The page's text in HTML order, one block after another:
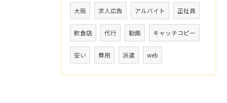
大阪 求人広告 アルバイト 正社員
飲食店 代行 動画 キャッチコピー
安い 費用 派遣 web